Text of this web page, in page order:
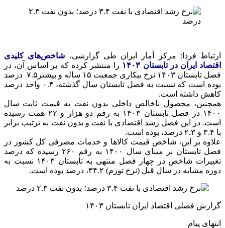
ارتباط فردا: مرکز آمار ایران طی گزارشی، شاخص‌های کلیدی
اقتصاد ایران در تابستان ۱۴۰۳
را منتشر کرده که بر اساس آن، در
فصل تابستان ۱۴۰۳ نرخ بیکاری جمعیت ۱۵ ساله و بیشتر۷.۵ درصد
بوده است که نسبت به فصل تابستان سال گذشته، ۰.۴ واحد درصد
کاهش داشته است.
همچنین، محصول ناخالص داخلی بدون نفت به قیمت ثابت سال
۱۴۰۰ در فصل تابستان ۱۴۰۳ به رقم دو هزار و ۲۲ همت رسیده
است. در این فصل رشد اقتصادی با نفت و بدون نفت به ترتیب برابر
با ۳.۴ و ۲.۳ درصد، بوده است.
علاوه بر این، شاخص قیمت کالاها و خدمات مصرفی کل کشور در
فصل تابستان بر مینای سال ۱۴۰۰ به رقم ۲۶۰ رسیده که درصد
تغییرات شاخص در چهار فصل منتهی به تابستان ۱۴۰۳ نسبت به
دوره مشابه در سال قبل (نرخ تورم) ۳۴.۲، درصد بوده است.
گزارش فصلی اقتصاد ایران تابستان ۱۴۰۳
انتهای پیام